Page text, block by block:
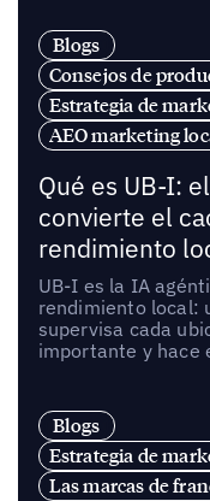
Blogs
Consejos de
Estrategia de
AEO marketing
Qué es UB-I:
convierte el
rendimiento
UB-I es la IA
rendimiento local:
supervisa cada
importante y hace
Blogs
Estrategia de
Las marcas de